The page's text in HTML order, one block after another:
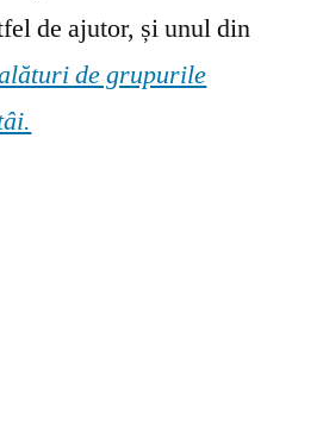
de ajutor, și unul din
de grupurile